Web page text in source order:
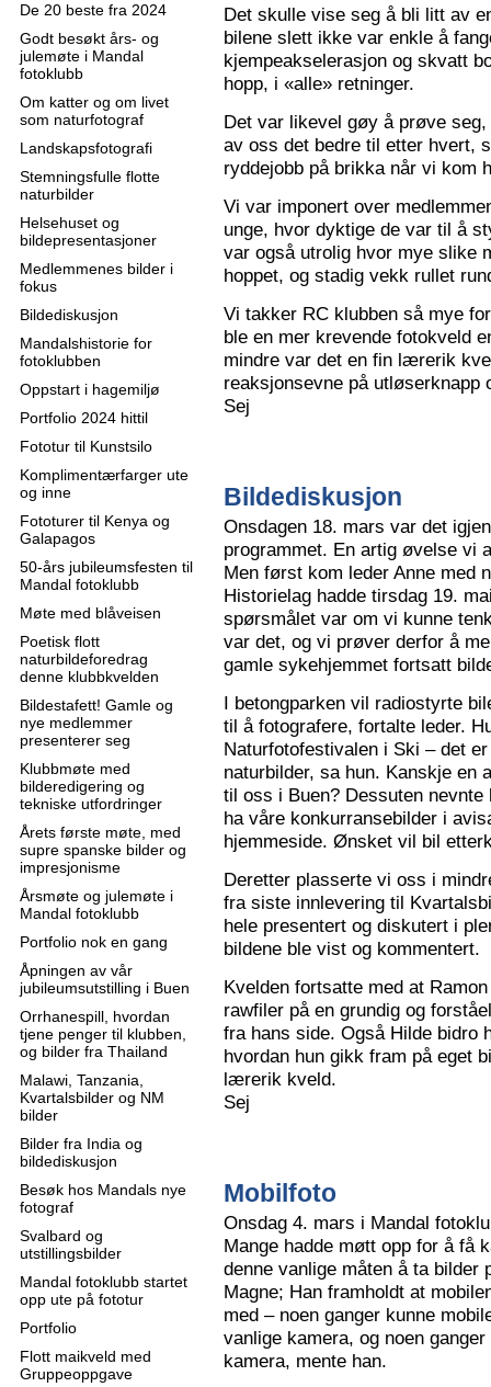
De 20 beste fra 2024
Godt besøkt års- og
julemøte i Mandal
fotoklubb
Om katter og om livet
som naturfotograf
Landskapsfotografi
Stemningsfulle flotte
naturbilder
Helsehuset og
bildepresentasjoner
Medlemmenes bilder i
fokus
Bildediskusjon
Mandalshistorie for
fotoklubben
Oppstart i hagemiljø
Portfolio 2024 hittil
Fototur til Kunstsilo
Komplimentærfarger ute
og inne
Fototurer til Kenya og
Galapagos
50-års jubileumsfesten til
Mandal fotoklubb
Møte med blåveisen
Poetisk flott
naturbildeforedrag
denne klubbkvelden
Bildestafett! Gamle og
nye medlemmer
presenterer seg
Klubbmøte med
bilderedigering og
tekniske utfordringer
Årets første møte, med
supre spanske bilder og
impresjonisme
Årsmøte og julemøte i
Mandal fotoklubb
Portfolio nok en gang
Åpningen av vår
jubileumsutstilling i Buen
Orrhanespill, hvordan
tjene penger til klubben,
og bilder fra Thailand
Malawi, Tanzania,
Kvartalsbilder og NM
bilder
Bilder fra India og
bildediskusjon
Besøk hos Mandals nye
fotograf
Svalbard og
utstillingsbilder
Mandal fotoklubb startet
opp ute på fototur
Portfolio
Flott maikveld med
Gruppeoppgave
Det skulle vise seg å bli litt av
bilene slett ikke var enkle å
kjempeakselerasjon og skvatt
hopp, i «alle» retninger.
Det var likevel gøy å prøve
av oss det bedre til etter hvert,
ryddejobb på brikka når vi kom
Vi var imponert over
unge, hvor dyktige de var til å
var også utrolig hvor mye slike
hoppet, og stadig vekk rullet
Vi takker RC klubben så mye
ble en mer krevende fotokveld
mindre var det en fin lærerik
reaksjonsevne på utløserknapp
Sej
Bildediskusjon
Onsdagen 18. mars var det
programmet. En artig øvelse vi
Men først kom leder Anne med
Historielag hadde tirsdag 19.
spørsmålet var om vi kunne
var det, og vi prøver derfor å
gamle sykehjemmet fortsatt
I betongparken vil radiostyrte
til å fotografere, fortalte leder.
Naturfotofestivalen i Ski – det
naturbilder, sa hun. Kanskje en
til oss i Buen? Dessuten
ha våre konkurransebilder i
hjemmeside. Ønsket vil bil
Deretter plasserte vi oss i
fra siste innlevering til
hele presentert og diskutert i
bildene ble vist og kommentert.
Kvelden fortsatte med at
rawfiler på en grundig og
fra hans side. Også Hilde bidro
hvordan hun gikk fram på eget
lærerik kveld.
Sej
Mobilfoto
Onsdag 4. mars i Mandal
Mange hadde møtt opp for å få
denne vanlige måten å ta bilder
Magne; Han framholdt at
med – noen ganger kunne
vanlige kamera, og noen
kamera, mente han.